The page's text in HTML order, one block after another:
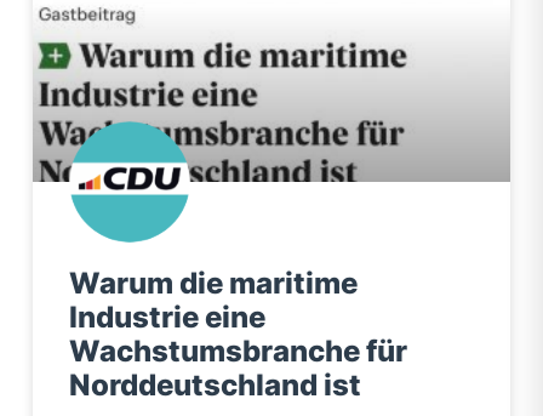
Warum die maritime
Industrie eine
Wachstumsbranche für
Norddeutschland ist